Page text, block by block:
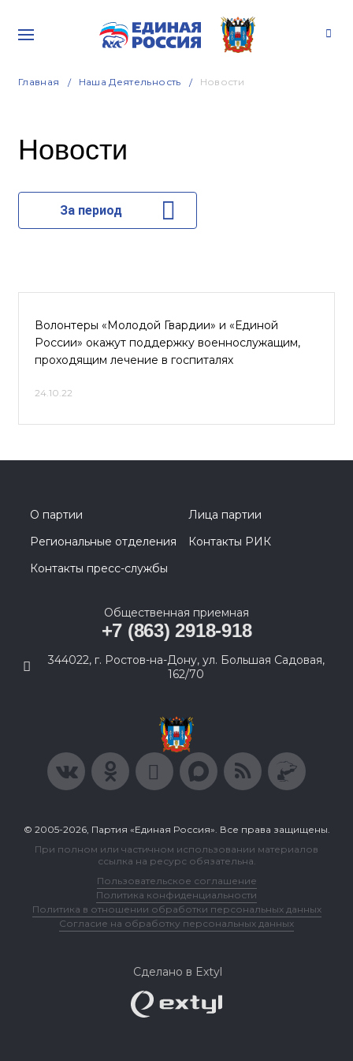
Главная Наша Деятельность Новости
Новости
За период
Волонтеры «Молодой Гвардии» и «Единой
России» окажут поддержку военнослужащим,
проходящим лечение в госпиталях
24.10.22
О партии
Лица партии
Региональные отделения
Контакты РИК
Контакты пресс-службы
Общественная приемная
+7 (863) 2918-918
344022, г. Ростов-на-Дону, ул. Большая Садовая,
162/70
© 2005-2026, Партия «Единая Россия». Все права защищены.
При полном или частичном использовании материалов
ссылка на ресурс обязательна.
Пользовательское соглашение
Политика конфиденциальности
Политика в отношении обработки персональных данных
Согласие на обработку персональных данных
Сделано в Extyl